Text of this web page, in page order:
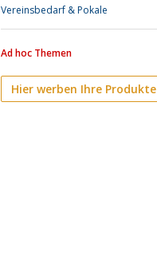
Vereinsbedarf & Pokale
Ad hoc Themen
Hier werben Ihre Produkte